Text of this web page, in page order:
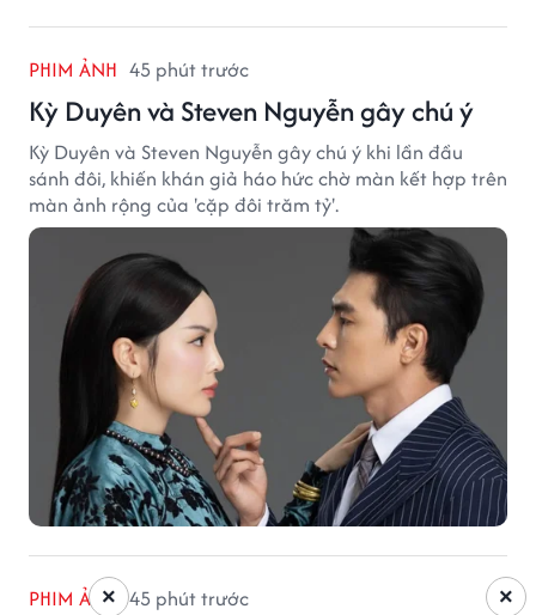
PHIM ẢNH 45 phút trước
Kỳ Duyên và Steven Nguyễn gây chú ý
Kỳ Duyên và Steven Nguyễn gây chú ý khi lần đầu
sánh đôi, khiến khán giả háo hức chờ màn kết hợp trên
màn ảnh rộng của 'cặp đôi trăm tỷ'.
PHIM ẢNH 45 phút trước ×
×